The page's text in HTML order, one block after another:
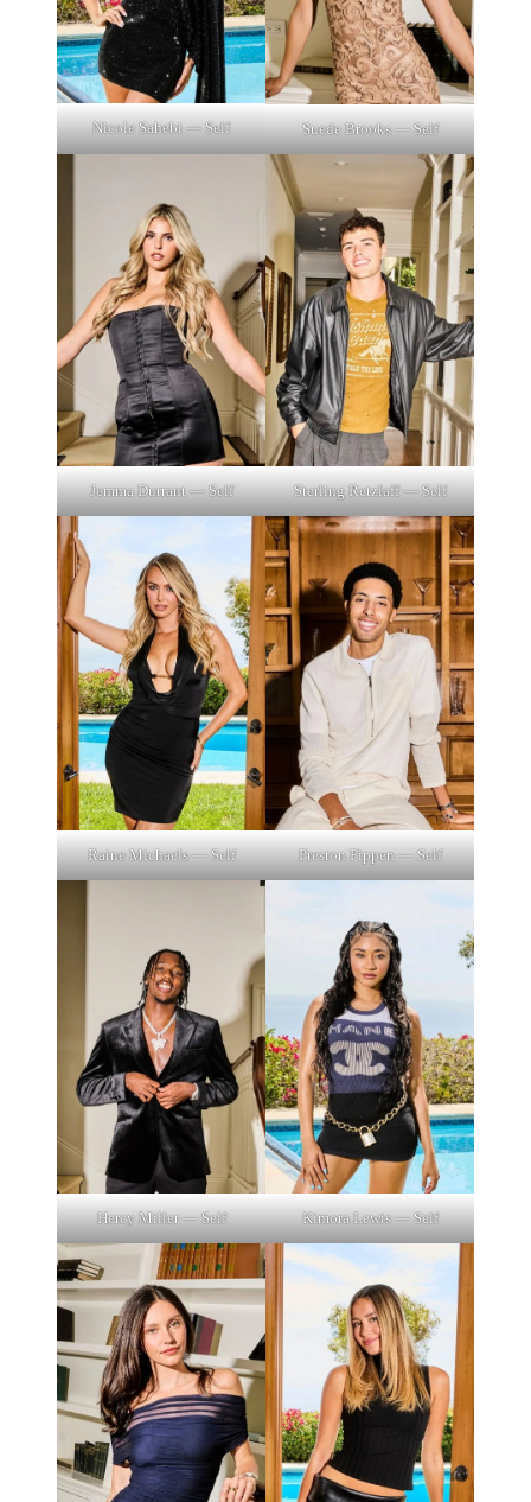
Nicole Sahebi — Self Suede Brooks — Self
Jemma Durrant — Self Sterling Retzlaff — Self
Raine Michaels — Self Preston Pippen — Self
Hercy Miller — Self Kimora Lewis — Self